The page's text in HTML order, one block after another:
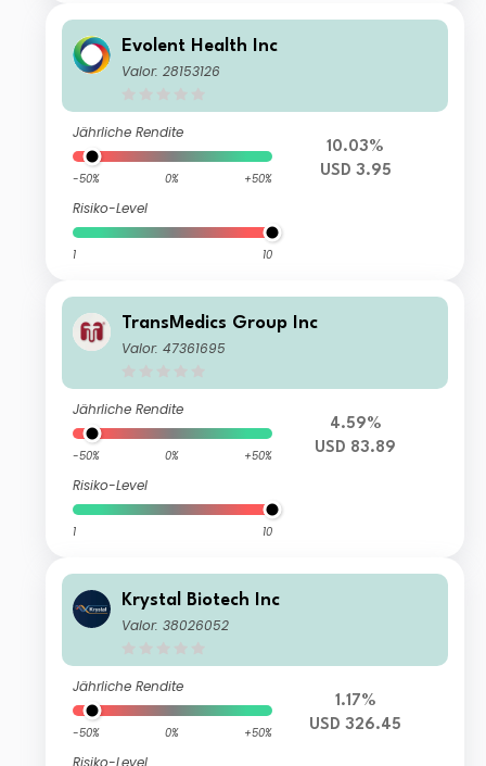
Evolent Health Inc
Valor: 28153126
Jährliche Rendite
-50% 0% +50%
Risiko-Level
1 10
10.03%
USD 3.95
TransMedics Group Inc
Valor: 47361695
Jährliche Rendite
-50% 0% +50%
Risiko-Level
1 10
4.59%
USD 83.89
Krystal Biotech Inc
Valor: 38026052
Jährliche Rendite
-50% 0% +50%
Risiko-Level
1.17%
USD 326.45